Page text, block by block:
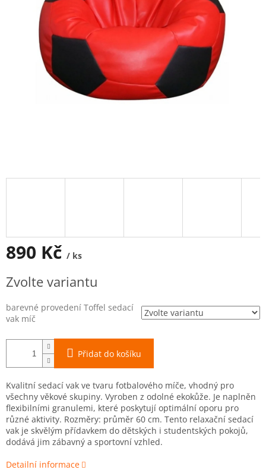
890 Kč / ks
cena:
Zvolte variantu
barevné provedení Toffel sedací
vak míč
Přidat do košíku
Kvalitní sedací vak ve tvaru fotbalového míče, vhodný pro
všechny věkové skupiny. Vyroben z odolné ekokůže. Je naplněn
flexibilními granulemi, které poskytují optimální oporu pro
různé aktivity. Rozměry: průměr 60 cm. Tento relaxační sedací
vak je skvělým přídavkem do dětských i studentských pokojů,
dodává jim zábavný a sportovní vzhled.
Detailní informace